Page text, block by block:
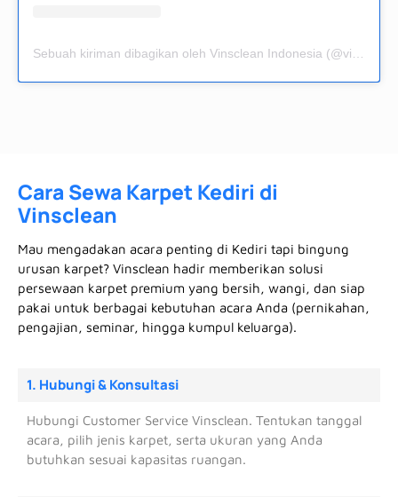
Sebuah kiriman dibagikan oleh Vinsclean Indonesia (@vinsclean.official)
Cara Sewa Karpet Kediri di
Vinsclean
Mau mengadakan acara penting di Kediri tapi bingung
urusan karpet? Vinsclean hadir memberikan solusi
persewaan karpet premium yang bersih, wangi, dan siap
pakai untuk berbagai kebutuhan acara Anda (pernikahan,
pengajian, seminar, hingga kumpul keluarga).
1. Hubungi & Konsultasi
Hubungi Customer Service Vinsclean. Tentukan tanggal
acara, pilih jenis karpet, serta ukuran yang Anda
butuhkan sesuai kapasitas ruangan.